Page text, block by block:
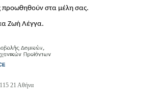
στα μέλη σας.
Ζωή Λέγγα.
21 Αθήνα